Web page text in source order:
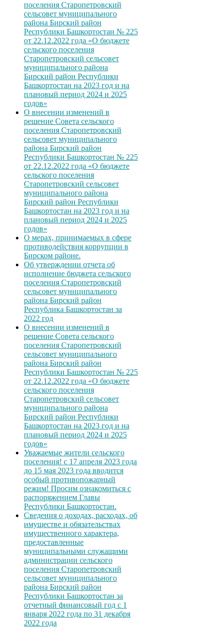
поселения Старопетровский
сельсовет муниципального
района Бирский район
Республики Башкортостан № 225
от 22.12.2022 года «О бюджете
сельского поселения
Старопетровский сельсовет
муниципального района
Бирский район Республики
Башкортостан на 2023 год и на
плановый период 2024 и 2025
годов»
О внесении изменений в
решение Совета сельского
поселения Старопетровский
сельсовет муниципального
района Бирский район
Республики Башкортостан № 225
от 22.12.2022 года «О бюджете
сельского поселения
Старопетровский сельсовет
муниципального района
Бирский район Республики
Башкортостан на 2023 год и на
плановый период 2024 и 2025
годов»
О мерах, принимаемых в сфере
противодействия коррупции в
Бирском районе.
Об утверждении отчета об
исполнение бюджета сельского
поселения Старопетровский
сельсовет муниципального
района Бирский район
Республика Башкортостан за
2022 год
О внесении изменений в
решение Совета сельского
поселения Старопетровский
сельсовет муниципального
района Бирский район
Республики Башкортостан № 225
от 22.12.2022 года «О бюджете
сельского поселения
Старопетровский сельсовет
муниципального района
Бирский район Республики
Башкортостан на 2023 год и на
плановый период 2024 и 2025
годов»
Уважаемые жители сельского
поселения! с 17 апреля 2023 года
до 15 мая 2023 года вводится
особый противопожарный
режим! Просим ознакомиться с
распоряжением Главы
Республики Башкортостан.
Сведения о доходах, расходах, об
имуществе и обязательствах
имущественного характера,
предоставленные
муниципальными служащими
администрации сельского
поселения Старопетровский
сельсовет муниципального
района Бирский район
Республики Башкортостан за
отчетный финансовый год с 1
января 2022 года по 31 декабря
2022 года